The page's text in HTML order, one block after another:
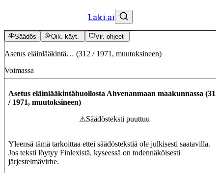
Laki.ai
Säädös Oik. käyt.- Vir. ohjeet-
Asetus eläinlääkintä… (312 / 1971 , muutoksineen)
Voimassa
Asetus eläinlääkintähuollosta Ahvenanmaan maakunnassa (312
/ 1971, muutoksineen)
⚠Säädösteksti puuttuu
Yleensä tämä tarkoittaa ettei säädöstekstiä ole julkisesti saatavilla.
Jos teksti löytyy Finlexistä, kyseessä on todennäköisesti
järjestelmävirhe.